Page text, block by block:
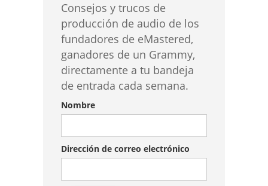
Consejos y trucos de
producción de audio de los
fundadores de eMastered,
ganadores de un Grammy,
directamente a tu bandeja
de entrada cada semana.
Nombre
Dirección de correo electrónico